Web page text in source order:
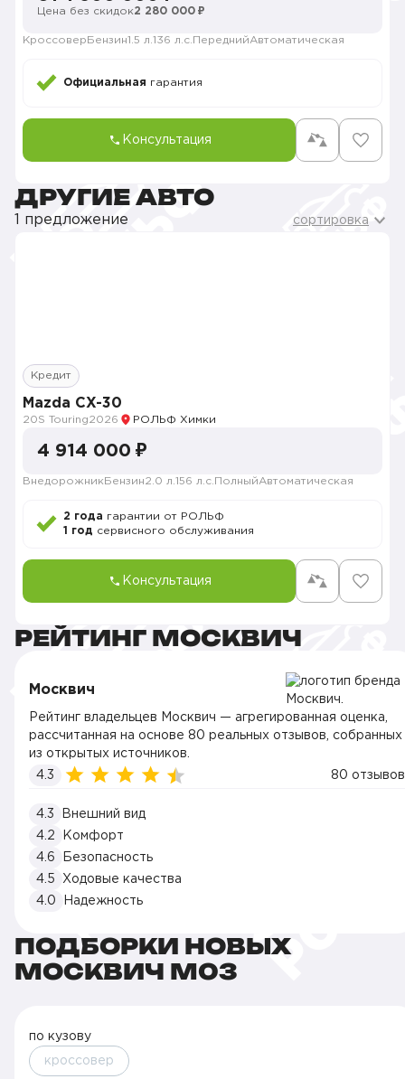
Цена без скидок2 280 000 ₽
Кроссовер Бензин1.5 л. 136 л.с. ПереднийАвтоматическая
Официальная гарантия
Консультация
ДРУГИЕ АВТО
1 предложение сортировка
Кредит
Mazda CX-30
20S Touring2026 РОЛЬФ Химки
4 914 000 ₽
Внедорожник Бензин2.0 л. 156 л.с. ПолныйАвтоматическая
2 года гарантии от РОЛЬФ
1 год сервисного обслуживания
Консультация
РЕЙТИНГ МОСКВИЧ
Москвич
Рейтинг владельцев Москвич — агрегированная оценка,
рассчитанная на основе 80 реальных отзывов, собранных
из открытых источников.
4.3
80 отзывов
4.3
Внешний вид
4.2
Комфорт
4.6
Безопасность
4.5
Ходовые качества
4.0
Надежность
ПОДБОРКИ НОВЫХ
МОСКВИЧ M03
по кузову
кроссовер